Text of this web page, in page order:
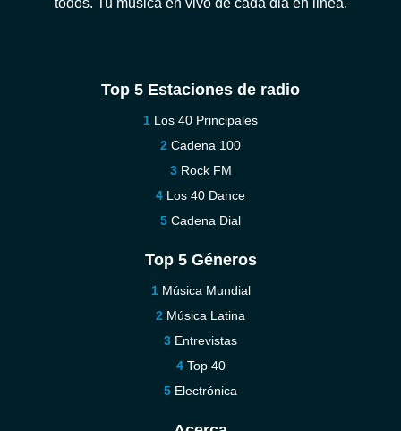
todos. Tu musica en vivo de cada dia en linea.
Top 5 Estaciones de radio
Los 40 Principales
Cadena 100
Rock FM
Los 40 Dance
Cadena Dial
Top 5 Géneros
Música Mundial
Música Latina
Entrevistas
Top 40
Electrónica